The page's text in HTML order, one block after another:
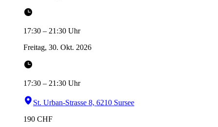
17:30 – 21:30 Uhr
Freitag, 30. Okt. 2026
17:30 – 21:30 Uhr
St. Urban-Strasse 8, 6210 Sursee
190 CHF